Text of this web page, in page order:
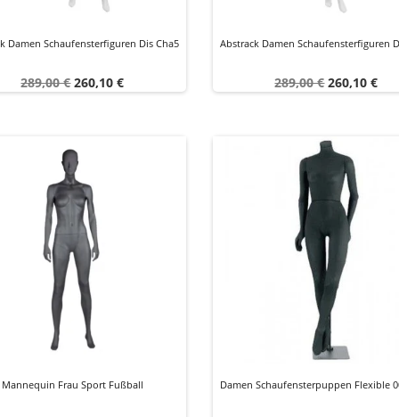
Damen Schaufensterfiguren Dis Cha5
Verkaufspreis
289,00 €Preis
260,10 €
Abstrack Damen Schaufensterfiguren
Verkaufspreis
289,00 €Preis
260,10 €
Mannequin Frau Sport Fußball Damen Schaufensterpuppen Flexible